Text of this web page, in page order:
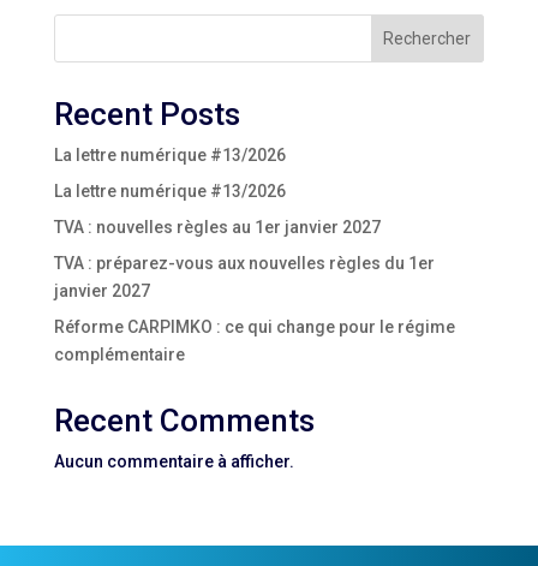
Rechercher
Recent Posts
La lettre numérique #13/2026
La lettre numérique #13/2026
TVA : nouvelles règles au 1er janvier 2027
TVA : préparez-vous aux nouvelles règles du 1er
janvier 2027
Réforme CARPIMKO : ce qui change pour le régime
complémentaire
Recent Comments
Aucun commentaire à afficher.